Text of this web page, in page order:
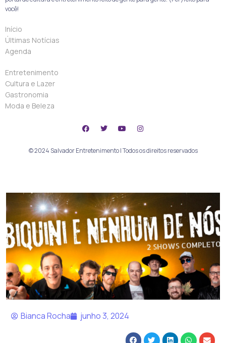
você!
Início
Últimas Notícias
Agenda
Entretenimento
Cultura e Lazer
Gastronomia
Moda e Beleza
© 2024 Salvador Entretenimento | Todos os direitos reservados
Bianca Rocha junho 3, 2024